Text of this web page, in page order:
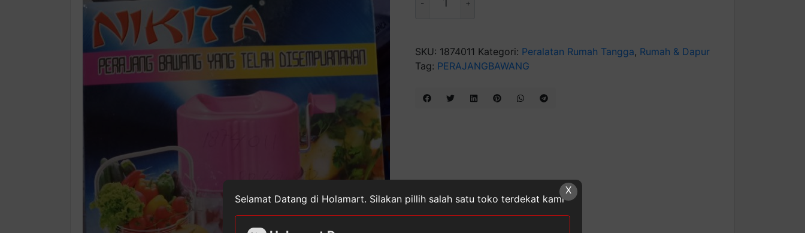
Perajang
SKU: 1874011 Kategori: Peralatan Rumah Tangga, Rumah & Dapur
Tag: PERAJANGBAWANG
X
Selamat Datang di Holamart. Silakan pillih salah satu toko terdekat kami